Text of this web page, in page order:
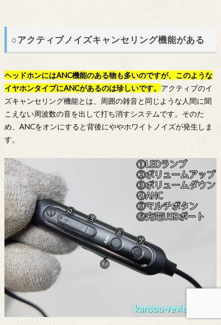
○アクティブノイズキャンセリング機能がある
ヘッドホンにはANC機能のある物も多いのですが、このような
イヤホンタイプにANCがあるのは珍しいです。 アクティブのイ
ズキャンセリング機能とは、周囲の雑音と同じような人間に聞
こえない周波数の音を出して打ち消すシステムです。そのた
め、ANCをオンにすると背後にややホワイトノイズが発生しま
す。